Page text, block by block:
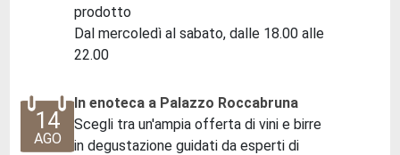
prodotto
Dal mercoledì al sabato, dalle 18.00 alle
22.00
14
AGO
In enoteca a Palazzo Roccabruna
Scegli tra un'ampia offerta di vini e birre
in degustazione guidati da esperti di